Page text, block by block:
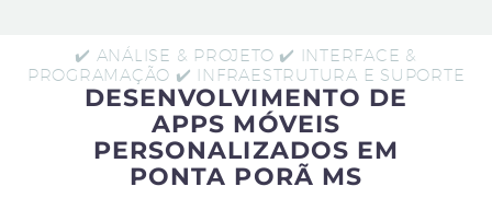
✔️ ANÁLISE & PROJETO ✔️ INTERFACE &
PROGRAMAÇÃO ✔️ INFRAESTRUTURA E SUPORTE
DESENVOLVIMENTO DE
APPS MÓVEIS
PERSONALIZADOS EM
PONTA PORÃ MS